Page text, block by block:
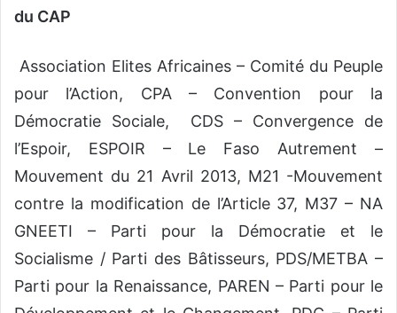
du CAP
Association Elites Africaines – Comité du Peuple
pour l’Action, CPA – Convention pour la
Démocratie Sociale, CDS – Convergence de
l’Espoir, ESPOIR – Le Faso Autrement –
Mouvement du 21 Avril 2013, M21 -Mouvement
contre la modification de l’Article 37, M37 – NA
GNEETI – Parti pour la Démocratie et le
Socialisme / Parti des Bâtisseurs, PDS/METBA –
Parti pour la Renaissance, PAREN – Parti pour le